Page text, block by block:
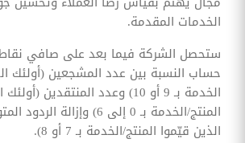
الخدمات المقدمة.
ستحصل الشركة فيما بعد على صافي نقاط
حساب النسبة بين عدد المشجعين (أولئك
الخدمة بـ 9 أو 10) وعدد المنتقدين
المنتج/الخدمة بـ 0 إلى 6)
الذين قيّموا المنتج/الخدمة بـ 7 أو 8).